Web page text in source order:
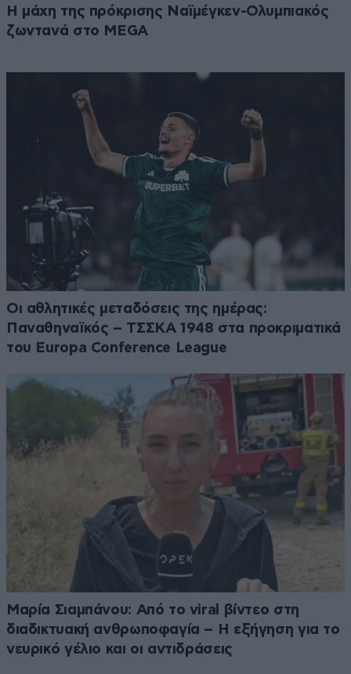
Η μάχη της πρόκρισης Ναϊμέγκεν-Ολυμπιακός
ζωντανά στο MEGA
Οι αθλητικές μεταδόσεις της ημέρας:
Παναθηναϊκός – ΤΣΣΚΑ 1948 στα προκριματικά
του Europa Conference League
Μαρία Σιαμπάνου: Από το viral βίντεο στη
διαδικτυακή ανθρωποφαγία – Η εξήγηση για το
νευρικό γέλιο και οι αντιδράσεις